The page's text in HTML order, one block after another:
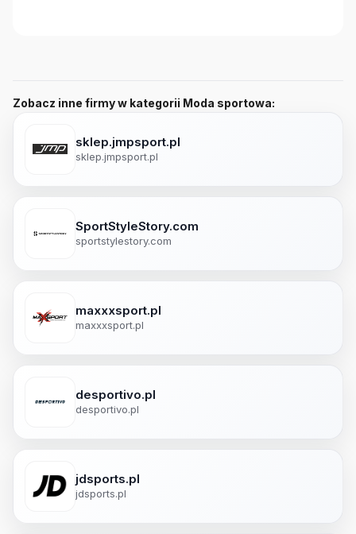
Zobacz inne firmy w kategorii Moda sportowa:
sklep.jmpsport.pl
sklep.jmpsport.pl
SportStyleStory.com
sportstylestory.com
maxxxsport.pl
maxxxsport.pl
desportivo.pl
desportivo.pl
jdsports.pl
jdsports.pl